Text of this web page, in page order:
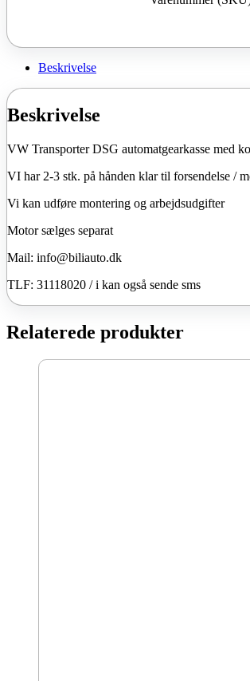
Beskrivelse
Beskrivelse
VW Transporter DSG automatgearkasse med
VI har 2-3 stk. på hånden klar til forsendelse /
Vi kan udføre montering og arbejdsudgifter
Motor sælges separat
Mail: info@biliauto.dk
TLF: 31118020 / i kan også sende sms
Relaterede produkter